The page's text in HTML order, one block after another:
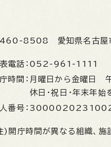
460-8508 愛知県名古
電話： 052-961-1111
時間： 月曜日から金曜日
休日・祝日・年末年始
番号：
)開庁時間が異なる組織、施